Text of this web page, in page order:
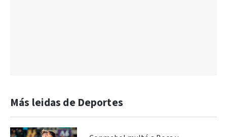
Más leidas de Deportes